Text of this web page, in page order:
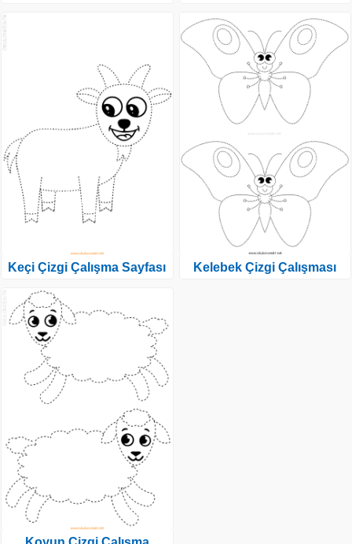
Keçi Çizgi Çalışma Sayfası Kelebek Çizgi Çalışması